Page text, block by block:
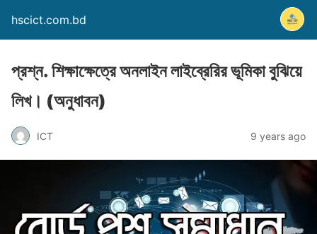
hscict.com.bd
প্রশ্ন. শিক্ষাক্ষেত্রে অনলাইন লাইব্রেরির ভূমিকা বুঝিয়ে
লিখ। (অনুধাবন)
ICT 9 years ago